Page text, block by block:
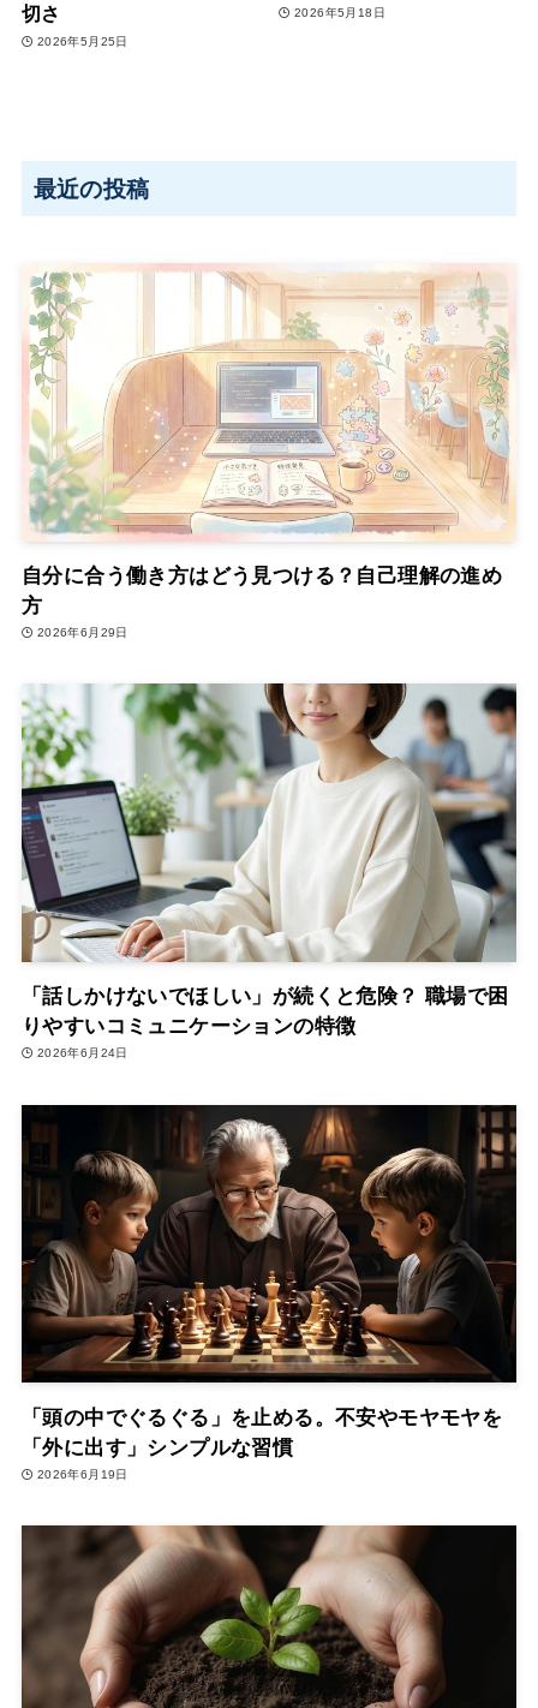
切さ
2026年5月25日
2026年5月18日
最近の投稿
自分に合う働き方はどう見つける？自己理解の進め
方
2026年6月29日
「話しかけないでほしい」が続くと危険？ 職場で困
りやすいコミュニケーションの特徴
2026年6月24日
「頭の中でぐるぐる」を止める。不安やモヤモヤを
「外に出す」シンプルな習慣
2026年6月19日